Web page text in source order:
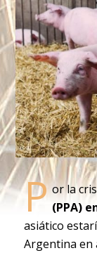
P or la
(PPA)
asiático
Argentina en